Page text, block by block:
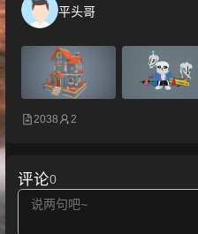
平头哥
2038 2
评论0